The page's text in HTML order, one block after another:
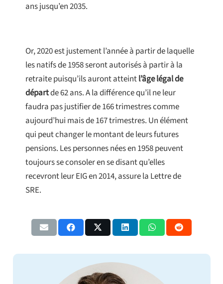
ans jusqu’en 2035.
Or, 2020 est justement l’année à partir de laquelle
les natifs de 1958 seront autorisés à partir à la
retraite puisqu’ils auront atteintl’âge légal de
départde 62 ans. A la différence qu’il ne leur
faudra pas justifier de 166 trimestres comme
aujourd’hui mais de 167 trimestres. Un élément
qui peut changer le montant de leurs futures
pensions. Les personnes nées en 1958 peuvent
toujours se consoler en se disant qu’elles
recevront leur EIG en 2014, assure la Lettre de
SRE.